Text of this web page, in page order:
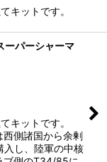
キットです。
パーシャーマ
キットです。
側諸国から余剰
入し、陸軍の中核